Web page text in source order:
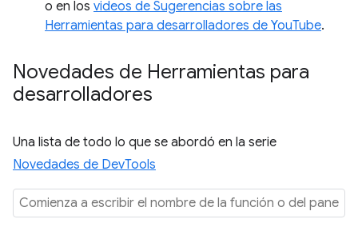
o en los videos de Sugerencias sobre las
Herramientas para desarrolladores de YouTube.
Novedades de Herramientas para
desarrolladores
Una lista de todo lo que se abordó en la serie
Novedades de DevTools